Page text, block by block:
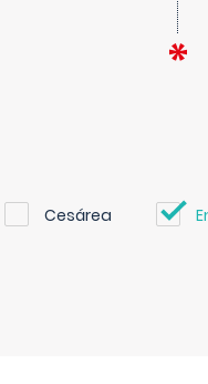
Cesárea